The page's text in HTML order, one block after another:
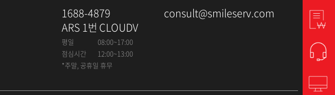
1688-4879
ARS 1번 CLOUDV
평일
08:00~17:00
점심시간
12:00~13:00
*주말, 공휴일 휴무
consult@smileserv.com